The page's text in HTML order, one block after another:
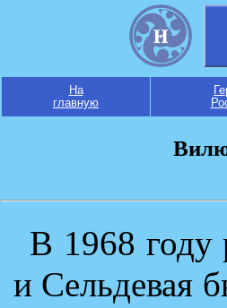
На
главную
В 1968 году
и Сельдевая